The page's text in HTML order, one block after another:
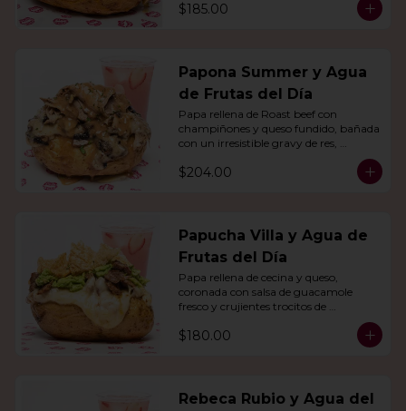
$185.00
Papona Summer y Agua
de Frutas del Día
Papa rellena de Roast beef con
champiñones y queso fundido, bañada
con un irresistible gravy de res,
$204.00
Papucha Villa y Agua de
Frutas del Día
Papa rellena de cecina y queso,
coronada con salsa de guacamole
fresco y crujientes trocitos de
agua del día.
$180.00
Rebeca Rubio y Agua del